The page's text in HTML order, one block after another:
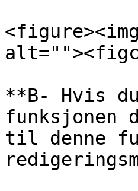
**B- Hvis
funksjonen
til denne